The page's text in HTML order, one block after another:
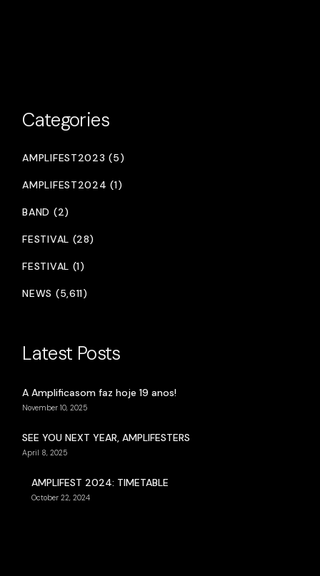
Categories
AMPLIFEST2023 (5)
AMPLIFEST2024 (1)
BAND (2)
FESTIVAL (28)
FESTIVAL (1)
NEWS (5,611)
Latest Posts
A Amplificasom faz hoje 19 anos!
November 10, 2025
SEE YOU NEXT YEAR, AMPLIFESTERS
April 8, 2025
AMPLIFEST 2024: TIMETABLE
October 22, 2024